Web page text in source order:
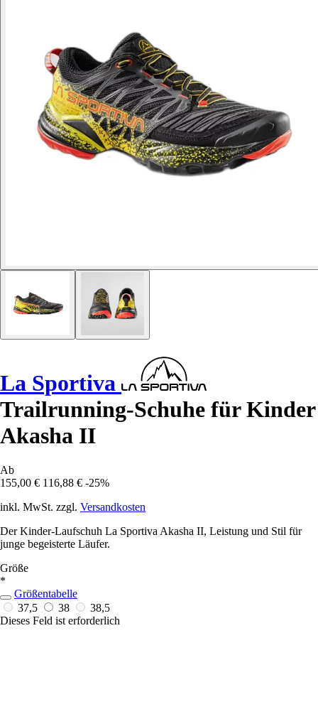
La Sportiva
Trailrunning-Schuhe für Kinder
Akasha II
Ab
155,00 € 116,88 € -25%
inkl. MwSt. zzgl. Versandkosten
Der Kinder-Laufschuh La Sportiva Akasha II, Leistung und Stil für
junge begeisterte Läufer.
Größe
*
Größentabelle
37,5
38
38,5
Dieses Feld ist erforderlich